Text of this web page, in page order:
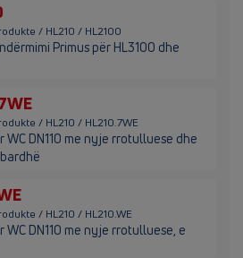
/ HL210 / HL2100
Primus për HL3100 dhe
/ HL210 / HL210.7WE
WC DN110 me nyje rrotulluese dhe
/ HL210 / HL210.WE
WC DN110 me nyje rrotulluese, e